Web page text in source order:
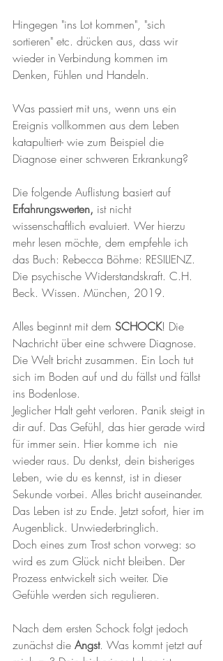
Hingegen "ins Lot kommen", "sich
sortieren" etc. drücken aus, dass wir
wieder in Verbindung kommen im
Denken, Fühlen und Handeln.
Was passiert mit uns, wenn uns ein
Ereignis vollkommen aus dem Leben
katapultiert- wie zum Beispiel die
Diagnose einer schweren Erkrankung?
Die folgende Auflistung basiert auf
Erfahrungswerten, ist nicht
wissenschaftlich evaluiert. Wer hierzu
mehr lesen möchte, dem empfehle ich
das Buch: Rebecca Böhme: RESILIENZ.
Die psychische Widerstandskraft. C.H.
Beck. Wissen. München, 2019.
Alles beginnt mit dem SCHOCK! Die
Nachricht über eine schwere Diagnose.
Die Welt bricht zusammen. Ein Loch tut
sich im Boden auf und du fällst und fällst
ins Bodenlose.
Jeglicher Halt geht verloren. Panik steigt in
dir auf. Das Gefühl, das hier gerade wird
für immer sein. Hier komme ich  nie
wieder raus. Du denkst, dein bisheriges
Leben, wie du es kennst, ist in dieser
Sekunde vorbei. Alles bricht auseinander.
Das Leben ist zu Ende. Jetzt sofort, hier im
Augenblick. Unwiederbringlich.
Doch eines zum Trost schon vorweg: so
wird es zum Glück nicht bleiben. Der
Prozess entwickelt sich weiter. Die
Gefühle werden sich regulieren.
Nach dem ersten Schock folgt jedoch
zunächst die Angst. Was kommt jetzt auf